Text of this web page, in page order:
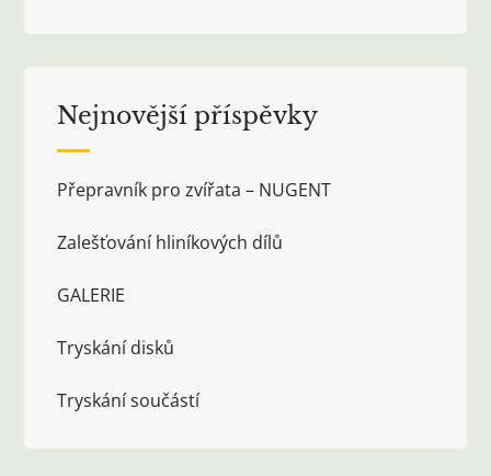
Nejnovější příspěvky
Přepravník pro zvířata – NUGENT
Zalešťování hliníkových dílů
GALERIE
Tryskání disků
Tryskání součástí